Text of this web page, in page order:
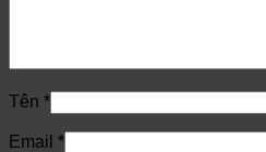
Tên *
Email *